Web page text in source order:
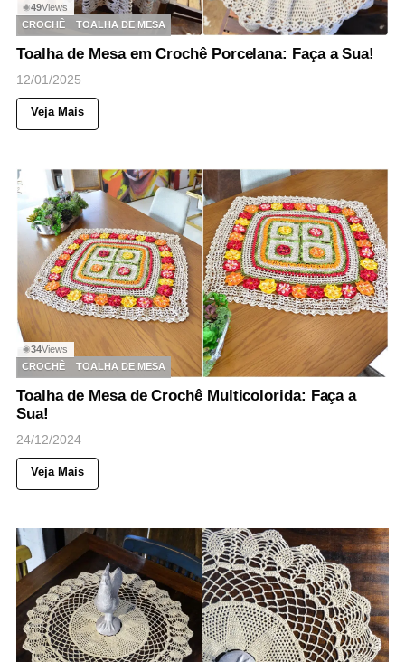
◉49Views
CROCHÊ
TOALHA DE MESA
Toalha de Mesa em Crochê Porcelana: Faça a Sua!
12/01/2025
Veja Mais
◉34Views
CROCHÊ
TOALHA DE MESA
Toalha de Mesa de Crochê Multicolorida: Faça a
Sua!
24/12/2024
Veja Mais